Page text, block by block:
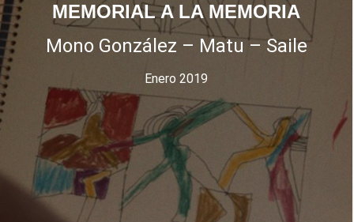
MEMORIAL A LA MEMORIA
Mono González – Matu – Saile
Enero 2019